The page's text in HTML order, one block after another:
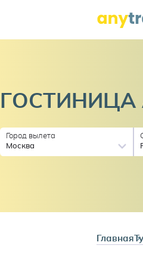
ГОСТИНИЦА
Город вылета
Москва
Главная